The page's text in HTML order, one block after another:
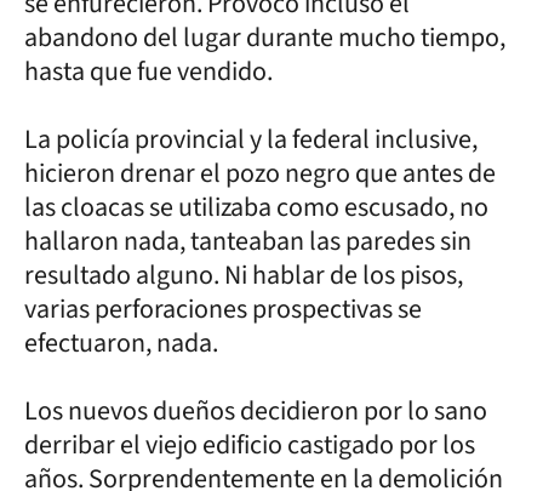
abandono del lugar durante mucho tiempo,
hasta que fue vendido.
La policía provincial y la federal inclusive,
hicieron drenar el pozo negro que antes de
las cloacas se utilizaba como escusado, no
hallaron nada, tanteaban las paredes sin
resultado alguno. Ni hablar de los pisos,
varias perforaciones prospectivas se
efectuaron, nada.
Los nuevos dueños decidieron por lo sano
derribar el viejo edificio castigado por los
años. Sorprendentemente en la demolición